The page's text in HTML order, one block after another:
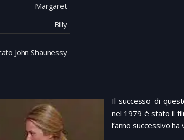
Margaret
Billy
John Shaunessy
Il successo di
nel 1979 è stato il
l’anno successivo